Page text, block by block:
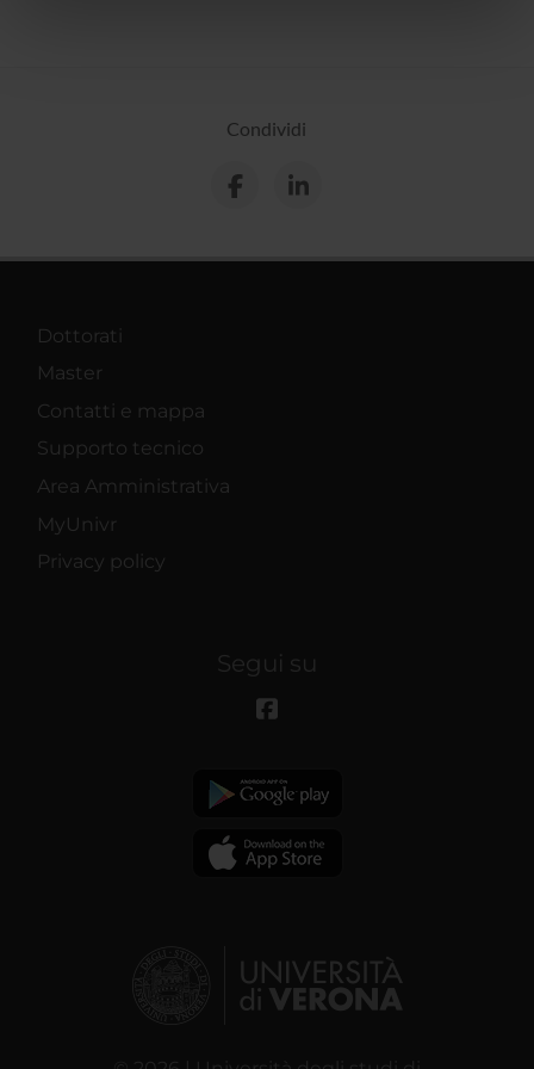
Condividi
Dottorati
Master
Contatti e mappa
Supporto tecnico
Area Amministrativa
MyUnivr
Privacy policy
Segui su